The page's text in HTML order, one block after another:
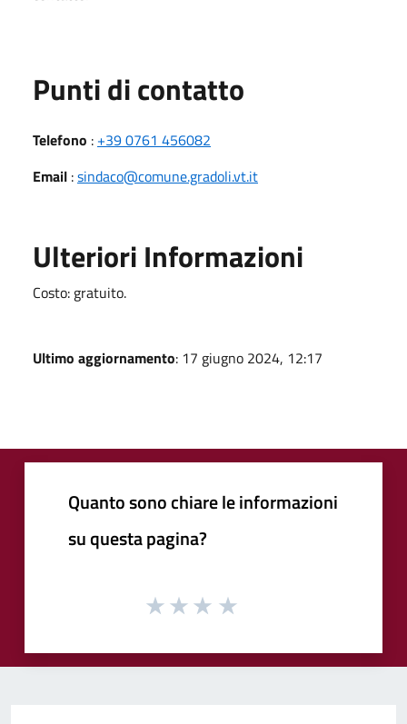
Punti di contatto
Telefono : +39 0761 456082
Email :sindaco@comune.gradoli.vt.it
Ulteriori Informazioni
Costo: gratuito.
Ultimo aggiornamento: 17 giugno 2024, 12:17
Quanto sono chiare le informazioni
su questa pagina?